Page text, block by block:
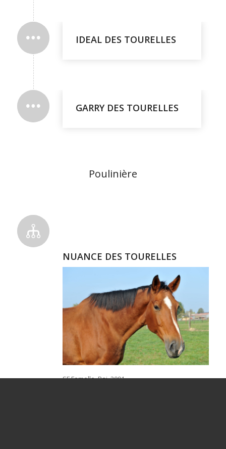
IDEAL DES TOURELLES
GARRY DES TOURELLES
Poulinière
NUANCE DES TOURELLES
SF Femelle, Bai, 2001